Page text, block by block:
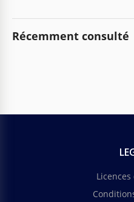
Récemment consulté